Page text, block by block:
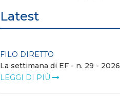
Latest
FILO DIRETTO
La settimana di EF - n. 29 - 2026
LEGGI DI PIÙ